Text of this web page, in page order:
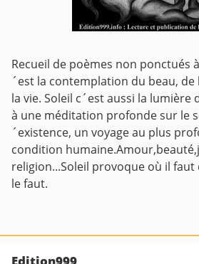
Recueil de poèmes non ponctués
´est la contemplation du beau,
la vie. Soleil c´est aussi la lumière
à une méditation profonde sur le
´existence, un voyage au plus
condition
religion...Soleil provoque où il
le faut.